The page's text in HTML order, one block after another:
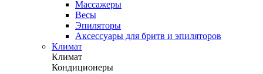
Массажеры
Весы
Эпиляторы
Аксессуары для бритв и эпиляторов
Климат
Климат
Кондиционеры